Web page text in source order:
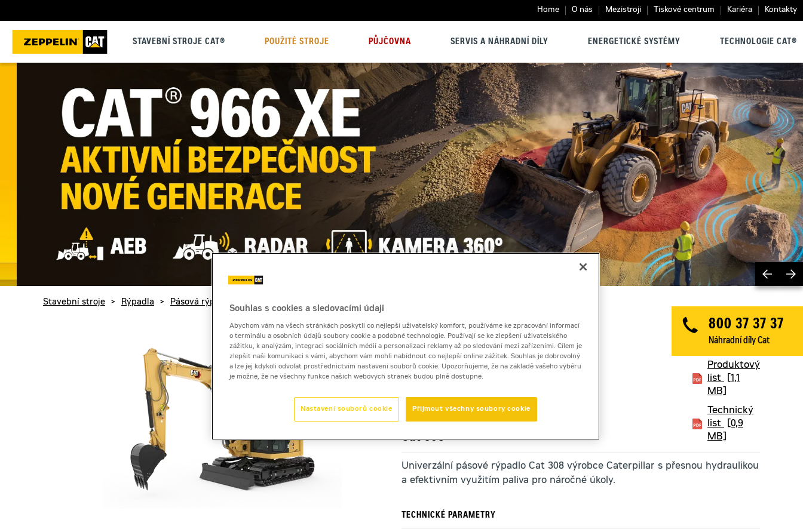
Home O nás Mezistroji Tiskové centrum Kariéra Kontakty
STAVEBNÍ STROJE CAT® POUŽITÉ STROJE PŮJČOVNA SERVIS A NÁHRADNÍ DÍLY ENERGETICKÉ SYSTÉMY TECHNOLOGIE CAT®
800 37 37 37
Náhradní díly Cat
Stavební stroje > Rýpadla > Pásová rýpadla Mini-rýpadla 0,9 až 10 tun > Cat 308
pásové rýpadlo
Cat 308
Brožura
Produktový
list
[1,1
MB]
Technický
list
[0,9
MB]
Univerzální pásové rýpadlo Cat 308 výrobce Caterpillar s přesnou hydraulikou
a efektivním využitím paliva pro náročné úkoly.
TECHNICKÉ PARAMETRY
Souhlas s cookies a sledovacími údaji
Abychom vám na všech stránkách poskytli co nejlepší uživatelský komfort, používáme ke zpracování informací
o terminálu a osobních údajů soubory cookie a podobné technologie. Používají se ke zlepšení uživatelského
zážitku, k analýzám, integraci sociálních médií a personalizaci reklamy až po sledování mezi zařízeními. Cílem je
zlepšit naši komunikaci s vámi, abychom vám mohli nabídnout co nejlepší online zážitek. Souhlas je dobrovolný
a lze jej kdykoli odvolat prostřednictvím nastavení souborů cookie. Upozorňujeme, že na základě vašeho výběru
je možné, že ne všechny funkce našich webových stránek budou plně dostupné.
Přijmout všechny soubory cookie
Nastavení souborů cookie